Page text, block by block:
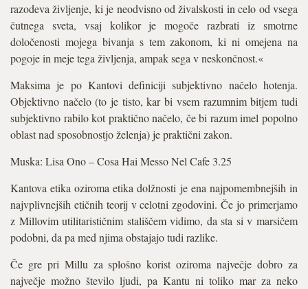
razodeva življenje, ki je neodvisno od živalskosti in celo od vsega
čutnega sveta, vsaj kolikor je mogoče razbrati iz smotrne
določenosti mojega bivanja s tem zakonom, ki ni omejena na
pogoje in meje tega življenja, ampak sega v neskončnost.«
Maksima je po Kantovi definiciji subjektivno načelo hotenja.
Objektivno načelo (to je tisto, kar bi vsem razumnim bitjem tudi
subjektivno rabilo kot praktično načelo, če bi razum imel popolno
oblast nad sposobnostjo želenja) je praktični zakon.
Muska: Lisa Ono – Cosa Hai Messo Nel Cafe 3.25
Kantova etika oziroma etika dolžnosti je ena najpomembnejših in
najvplivnejših etičnih teorij v celotni zgodovini. Če jo primerjamo
z Millovim utilitarističnim stališčem vidimo, da sta si v marsičem
podobni, da pa med njima obstajajo tudi razlike.
Če gre pri Millu za splošno korist oziroma največje dobro za
največje možno število ljudi, pa Kantu ni toliko mar za neko